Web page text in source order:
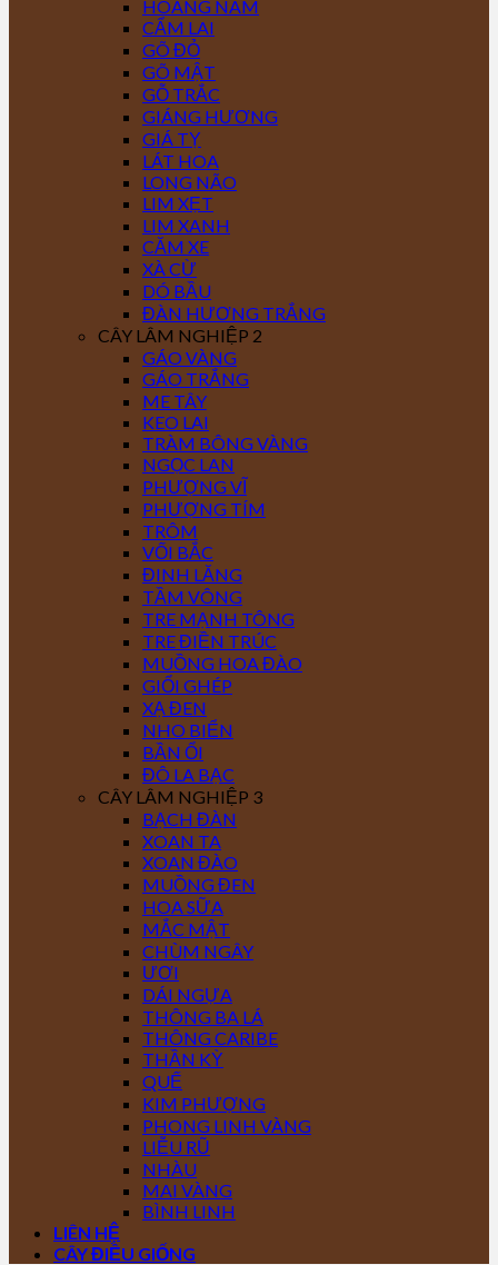
HOÀNG NAM
CẨM LAI
GÕ ĐỎ
GÕ MẬT
GỖ TRẮC
GIÁNG HƯƠNG
GIÁ TỴ
LÁT HOA
LONG NÃO
LIM XẸT
LIM XANH
CĂM XE
XÀ CỪ
DÓ BẦU
ĐÀN HƯƠNG TRẮNG
CÂY LÂM NGHIỆP 2
GÁO VÀNG
GÁO TRẮNG
ME TÂY
KEO LAI
TRÀM BÔNG VÀNG
NGỌC LAN
PHƯỢNG VĨ
PHƯỢNG TÍM
TRÔM
VỐI BẮC
ĐINH LĂNG
TẦM VÔNG
TRE MẠNH TÔNG
TRE ĐIỀN TRÚC
MUỒNG HOA ĐÀO
GIỔI GHÉP
XẠ ĐEN
NHO BIỂN
BẦN ỔI
ĐÔ LA BẠC
CÂY LÂM NGHIỆP 3
BẠCH ĐÀN
XOAN TA
XOAN ĐÀO
MUỒNG ĐEN
HOA SỮA
MẮC MẬT
CHÙM NGÂY
ƯƠI
DÁI NGỰA
THÔNG BA LÁ
THÔNG CARIBE
THẦN KỲ
QUẾ
KIM PHƯỢNG
PHONG LINH VÀNG
LIỄU RŨ
NHÀU
MAI VÀNG
BÌNH LINH
LIÊN HỆ
CÂY ĐIỀU GIỐNG